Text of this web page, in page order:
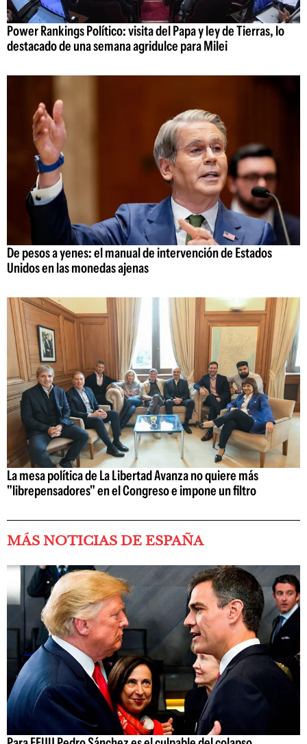
Power Rankings Político: visita del Papa y ley de Tierras, lo
destacado de una semana agridulce para Milei
De pesos a yenes: el manual de intervención de Estados
Unidos en las monedas ajenas
La mesa política de La Libertad Avanza no quiere más
"librepensadores" en el Congreso e impone un filtro
MÁS NOTICIAS DE ESPAÑA